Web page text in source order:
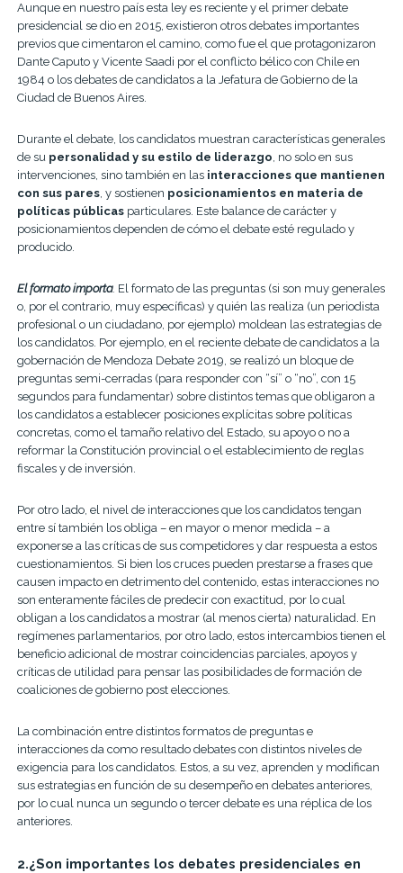
Aunque en nuestro país esta ley es reciente y el primer debate
presidencial se dio en 2015, existieron otros debates importantes
previos que cimentaron el camino, como fue el que protagonizaron
Dante Caputo y Vicente Saadi por el conflicto bélico con Chile en
1984 o los debates de candidatos a la Jefatura de Gobierno de la
Ciudad de Buenos Aires.
Durante el debate, los candidatos muestran características generales
de su personalidad y su estilo de liderazgo, no solo en sus
intervenciones, sino también en las interacciones que mantienen
con sus pares, y sostienen posicionamientos en materia de
políticas públicasparticulares. Este balance de carácter y
posicionamientos dependen de cómo el debate esté regulado y
producido.
El formato importa. El formato de las preguntas (si son muy generales
o, por el contrario, muy específicas) y quién las realiza (un periodista
profesional o un ciudadano, por ejemplo) moldean las estrategias de
los candidatos. Por ejemplo, en el reciente debate de candidatos a la
gobernación de Mendoza Debate 2019, se realizó un bloque de
preguntas semi-cerradas (para responder con “sí” o “no”, con 15
segundos para fundamentar) sobre distintos temas que obligaron a
los candidatos a establecer posiciones explícitas sobre políticas
concretas, como el tamaño relativo del Estado, su apoyo o no a
reformar la Constitución provincial o el establecimiento de reglas
fiscales y de inversión.
Por otro lado, el nivel de interacciones que los candidatos tengan
entre sí también los obliga – en mayor o menor medida – a
exponerse a las críticas de sus competidores y dar respuesta a estos
cuestionamientos. Si bien los cruces pueden prestarse a frases que
causen impacto en detrimento del contenido, estas interacciones no
son enteramente fáciles de predecir con exactitud, por lo cual
obligan a los candidatos a mostrar (al menos cierta) naturalidad. En
regímenes parlamentarios, por otro lado, estos intercambios tienen el
beneficio adicional de mostrar coincidencias parciales, apoyos y
críticas de utilidad para pensar las posibilidades de formación de
coaliciones de gobierno post elecciones.
La combinación entre distintos formatos de preguntas e
interacciones da como resultado debates con distintos niveles de
exigencia para los candidatos. Estos, a su vez, aprenden y modifican
sus estrategias en función de su desempeño en debates anteriores,
por lo cual nunca un segundo o tercer debate es una réplica de los
anteriores.
2.¿Son importantes los debates presidenciales en